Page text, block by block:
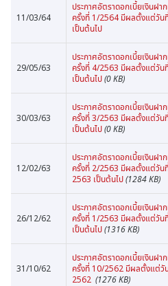
11/03/64
ประกาศอัตราดอกเบี้ยเงินฝา
ครั้งที่ 1/2564 มีผลตั้งแต่วัน
เป็นต้นไป
29/05/63
ประกาศอัตราดอกเบี้ยเงินฝา
ครั้งที่ 4/2563 มีผลตั้งแต่วัน
เป็นต้นไป(0 KB)
30/03/63
ประกาศอัตราดอกเบี้ยเงินฝา
ครั้งที่ 3/2563 มีผลตั้งแต่วัน
เป็นต้นไป(0 KB)
12/02/63
ประกาศอัตราดอกเบี้ยเงินฝา
ครั้งที่ 2/2563 มีผลตั้งแต่วัน
2563 เป็นต้นไป(1284 KB)
26/12/62
ประกาศอัตราดอกเบี้ยเงินฝา
ครั้งที่ 1/2563 มีผลตั้งแต่วัน
เป็นต้นไป(1316 KB)
31/10/62
ประกาศอัตราดอกเบี้ยเงินฝา
ครั้งที่ 10/2562 มีผลตั้งแต่วั
2562 (1276 KB)